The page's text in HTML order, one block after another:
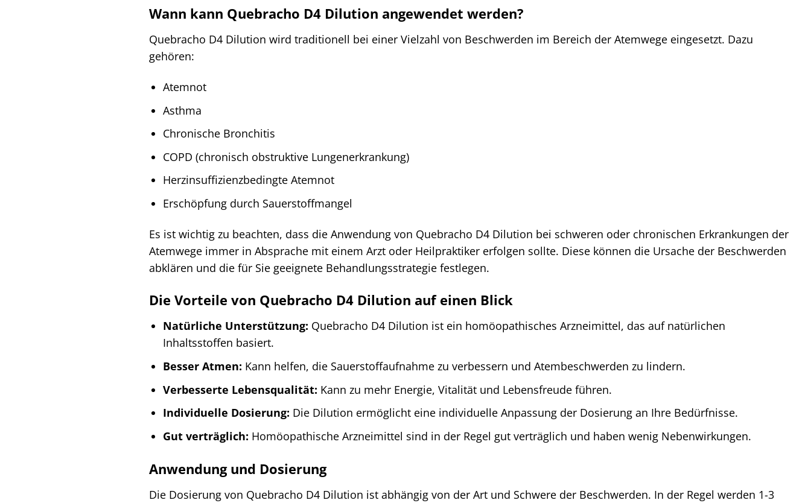
Wann kann Quebracho D4 Dilution angewendet werden?
Quebracho D4 Dilution wird traditionell bei einer Vielzahl von Beschwerden im Bereich der Atemwege eingesetzt. Dazu
gehören:
Atemnot
Asthma
Chronische Bronchitis
COPD (chronisch obstruktive Lungenerkrankung)
Herzinsuffizienzbedingte Atemnot
Erschöpfung durch Sauerstoffmangel
Es ist wichtig zu beachten, dass die Anwendung von Quebracho D4 Dilution bei schweren oder chronischen Erkrankungen der
Atemwege immer in Absprache mit einem Arzt oder Heilpraktiker erfolgen sollte. Diese können die Ursache der Beschwerden
abklären und die für Sie geeignete Behandlungsstrategie festlegen.
Die Vorteile von Quebracho D4 Dilution auf einen Blick
Natürliche Unterstützung: Quebracho D4 Dilution ist ein homöopathisches Arzneimittel, das auf natürlichen
Inhaltsstoffen basiert.
Besser Atmen: Kann helfen, die Sauerstoffaufnahme zu verbessern und Atembeschwerden zu lindern.
Verbesserte Lebensqualität: Kann zu mehr Energie, Vitalität und Lebensfreude führen.
Individuelle Dosierung: Die Dilution ermöglicht eine individuelle Anpassung der Dosierung an Ihre Bedürfnisse.
Gut verträglich: Homöopathische Arzneimittel sind in der Regel gut verträglich und haben wenig Nebenwirkungen.
Anwendung und Dosierung
Die Dosierung von Quebracho D4 Dilution ist abhängig von der Art und Schwere der Beschwerden. In der Regel werden 1-3